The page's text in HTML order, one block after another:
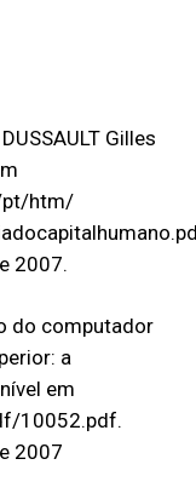
Gilles
pt/htm/
2007.
do computador
a
em
10052.pdf.
2007